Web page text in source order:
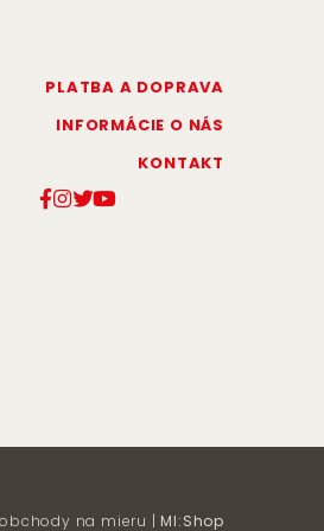
PLATBA A DOPRAVA
INFORMÁCIE O NÁS
KONTAKT
na mieru | MI:Shop